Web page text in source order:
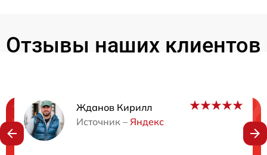
Отзывы наших клиентов
Жданов Кирилл
Источник – Яндекс
Нужна консультация?